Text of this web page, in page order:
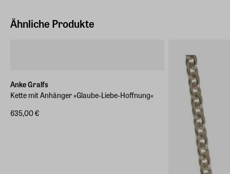
Ähnliche Produkte
Anke Gralfs
Kette mit Anhänger »Glaube-Liebe-Hoffnung«
635,00 €